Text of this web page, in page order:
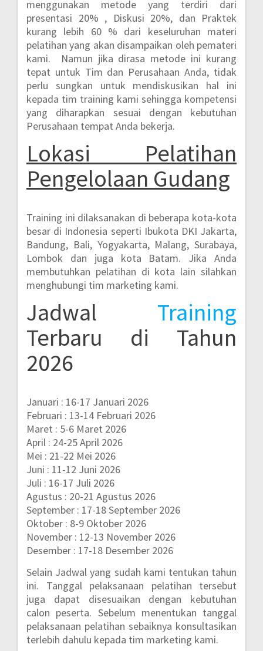
menggunakan metode yang terdiri dari
presentasi 20% , Diskusi 20%, dan Praktek
kurang lebih 60 % dari keseluruhan materi
pelatihan yang akan disampaikan oleh pemateri
kami. Namun jika dirasa metode ini kurang
tepat untuk Tim dan Perusahaan Anda, tidak
perlu sungkan untuk mendiskusikan hal ini
kepada tim training kami sehingga kompetensi
yang diharapkan sesuai dengan kebutuhan
Perusahaan tempat Anda bekerja.
Lokasi Pelatihan
Pengelolaan Gudang
Training ini dilaksanakan di beberapa kota-kota
besar di Indonesia seperti Ibukota DKI Jakarta,
Bandung, Bali, Yogyakarta, Malang, Surabaya,
Lombok dan juga kota Batam. Jika Anda
membutuhkan pelatihan di kota lain silahkan
menghubungi tim marketing kami.
Jadwal Training
Terbaru di Tahun
2026
Januari : 16-17 Januari 2026
Februari : 13-14 Februari 2026
Maret : 5-6 Maret 2026
April : 24-25 April 2026
Mei : 21-22 Mei 2026
Juni : 11-12 Juni 2026
Juli : 16-17 Juli 2026
Agustus : 20-21 Agustus 2026
September : 17-18 September 2026
Oktober : 8-9 Oktober 2026
November : 12-13 November 2026
Desember : 17-18 Desember 2026
Selain Jadwal yang sudah kami tentukan tahun
ini. Tanggal pelaksanaan pelatihan tersebut
juga dapat disesuaikan dengan kebutuhan
calon peserta. Sebelum menentukan tanggal
pelaksanaan pelatihan sebaiknya konsultasikan
terlebih dahulu kepada tim marketing kami.